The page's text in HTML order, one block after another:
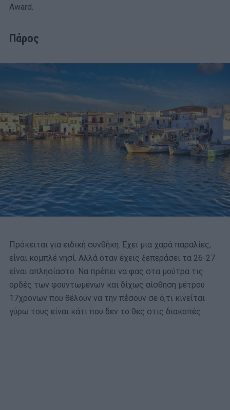
Award.
Πάρος
Πρόκειται για ειδική συνθήκη. Έχει μια χαρά παραλίες,
είναι κομπλέ νησί. Αλλά όταν έχεις ξεπεράσει τα 26-27
είναι απλησίαστο. Να πρέπει να φας στα μούτρα τις
ορδές των φουντωμένων και δίχως αίσθηση μέτρου
17χρονων που θέλουν να την πέσουν σε ό,τι κινείται
γύρω τους είναι κάτι που δεν το θες στις διακοπές.